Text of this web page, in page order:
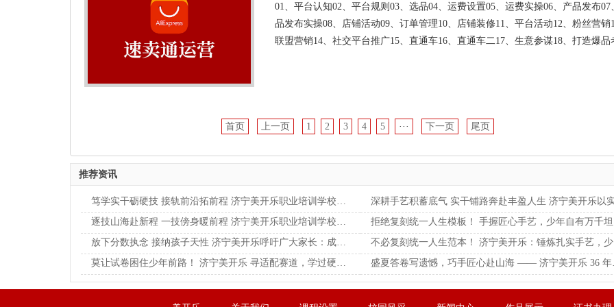
01、平台认知02、平台规则03、选品04、运费设置05、运费实操06、产品发布07
品发布实操08、店铺活动09、订单管理10、店铺装修11、平台活动12、粉丝营销
联盟营销14、社交平台推广15、直通车16、直通车二17、生意参谋18、打造爆品
首页 上一页 1 2 3 4 5 ··· 下一页 尾页
推荐资讯
不必复刻统
盛夏答卷写遗憾，巧手匠心赴